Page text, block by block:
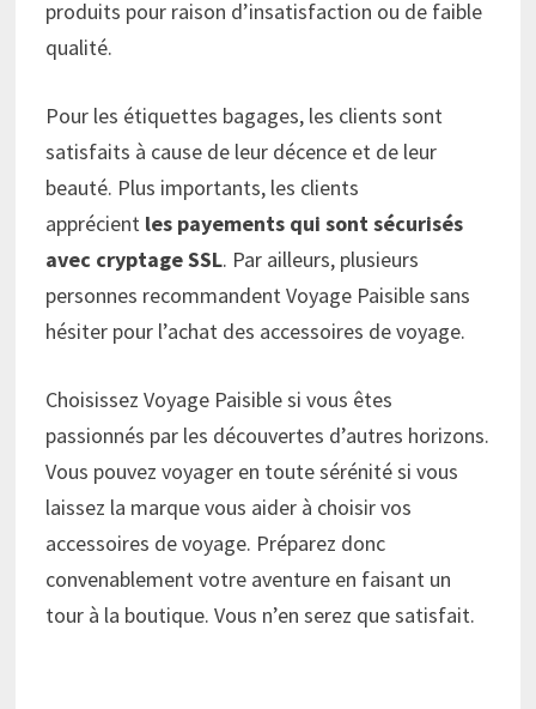
produits pour raison d’insatisfaction ou de faible
qualité.
Pour les étiquettes bagages, les clients sont
satisfaits à cause de leur décence et de leur
beauté. Plus importants, les clients
apprécient les payements qui sont sécurisés
avec cryptage SSL. Par ailleurs, plusieurs
personnes recommandent Voyage Paisible sans
hésiter pour l’achat des accessoires de voyage.
Choisissez Voyage Paisible si vous êtes
passionnés par les découvertes d’autres horizons.
Vous pouvez voyager en toute sérénité si vous
laissez la marque vous aider à choisir vos
accessoires de voyage. Préparez donc
convenablement votre aventure en faisant un
tour à la boutique. Vous n’en serez que satisfait.